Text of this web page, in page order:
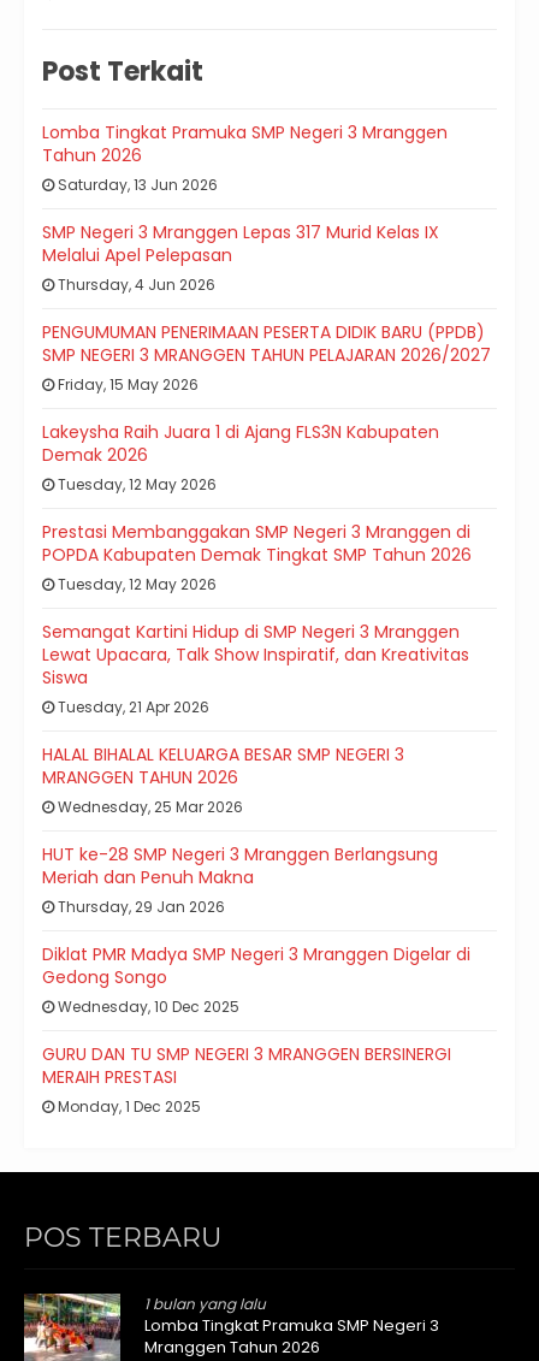
Post Terkait
Lomba Tingkat Pramuka SMP Negeri 3 Mranggen
Tahun 2026
Saturday, 13 Jun 2026
SMP Negeri 3 Mranggen Lepas 317 Murid Kelas IX
Melalui Apel Pelepasan
Thursday, 4 Jun 2026
PENGUMUMAN PENERIMAAN PESERTA DIDIK BARU (PPDB)
SMP NEGERI 3 MRANGGEN TAHUN PELAJARAN 2026/2027
Friday, 15 May 2026
Lakeysha Raih Juara 1 di Ajang FLS3N Kabupaten
Demak 2026
Tuesday, 12 May 2026
Prestasi Membanggakan SMP Negeri 3 Mranggen di
POPDA Kabupaten Demak Tingkat SMP Tahun 2026
Tuesday, 12 May 2026
Semangat Kartini Hidup di SMP Negeri 3 Mranggen
Lewat Upacara, Talk Show Inspiratif, dan Kreativitas
Siswa
Tuesday, 21 Apr 2026
HALAL BIHALAL KELUARGA BESAR SMP NEGERI 3
MRANGGEN TAHUN 2026
Wednesday, 25 Mar 2026
HUT ke-28 SMP Negeri 3 Mranggen Berlangsung
Meriah dan Penuh Makna
Thursday, 29 Jan 2026
Diklat PMR Madya SMP Negeri 3 Mranggen Digelar di
Gedong Songo
Wednesday, 10 Dec 2025
GURU DAN TU SMP NEGERI 3 MRANGGEN BERSINERGI
MERAIH PRESTASI
Monday, 1 Dec 2025
POS TERBARU
1 bulan yang lalu
Lomba Tingkat Pramuka SMP Negeri 3
Mranggen Tahun 2026